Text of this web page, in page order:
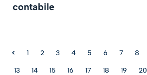
contabile
< 1 2 3 4 5 6 7 8
13 14 15 16 17 18 19 20